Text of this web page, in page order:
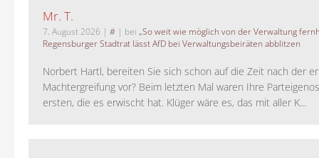
Mr. T.
7. August 2026 | # | bei „So weit wie möglich von der Verwaltung
Regensburger Stadtrat lässt AfD bei Verwaltungsbeiräten abblitzen
Norbert Hartl, bereiten Sie sich schon auf die Zeit nach der
Machtergreifung vor? Beim letzten Mal waren Ihre
ersten, die es erwischt hat. Klüger wäre es, das mit aller K...